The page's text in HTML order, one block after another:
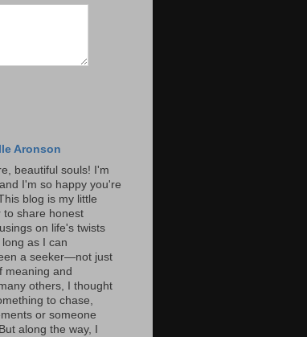
Aronson
beautiful souls! I'm
I'm so happy you're
blog is my little
to share honest
on life's twists
as I can
a seeker—not just
meaning and
others, I thought
to chase,
or someone
along the way, I